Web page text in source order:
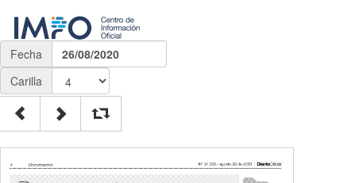
Fecha
26/08/2020
Carilla